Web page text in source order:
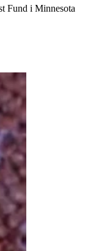
Fund i Minnesota